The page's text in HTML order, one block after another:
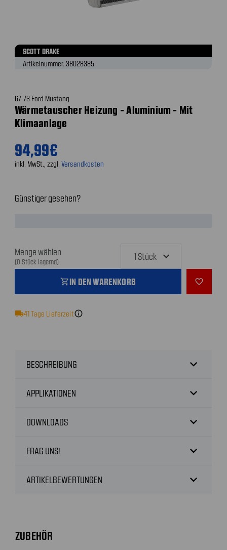
SCOTT DRAKE
Artikelnummer.:38028385
67-73 Ford Mustang
Wärmetauscher Heizung - Aluminium - Mit
Klimaanlage
94,99€
inkl. MwSt., zzgl. Versandkosten
Günstiger gesehen?
Menge wählen
(0 Stück lagernd)
shopping_cartIN DEN WARENKORB favorite_outline
local_shipping41Tage Lieferzeitinfo
BESCHREIBUNG expand_more
APPLIKATIONEN expand_more
DOWNLOADS expand_more
FRAG UNS! expand_more
ARTIKELBEWERTUNGEN expand_more
ZUBEHÖR